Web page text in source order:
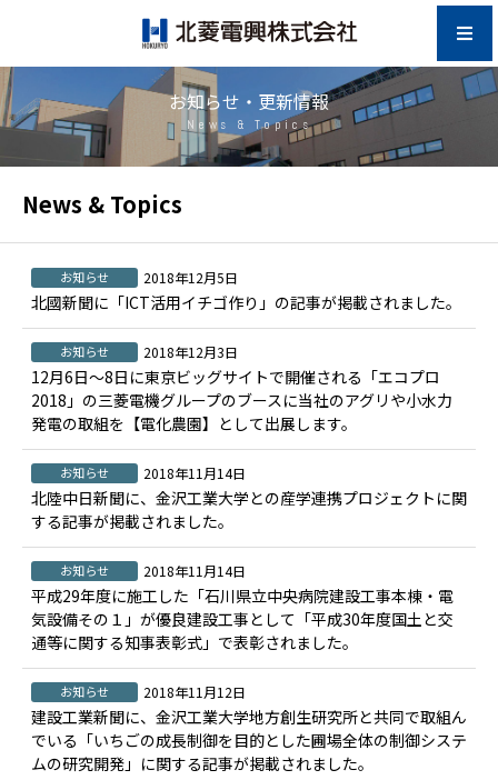
お知らせ・更新情報
News & Topics
News & Topics
2018年12月5日
お知らせ
北國新聞に「ICT活用イチゴ作り」の記事が掲載されました。
2018年12月3日
お知らせ
12月6日～8日に東京ビッグサイトで開催される「エコプロ
2018」の三菱電機グループのブースに当社のアグリや小水力
発電の取組を【電化農園】として出展します。
2018年11月14日
お知らせ
北陸中日新聞に、金沢工業大学との産学連携プロジェクトに関
する記事が掲載されました。
2018年11月14日
お知らせ
平成29年度に施工した「石川県立中央病院建設工事本棟・電
気設備その１」が優良建設工事として「平成30年度国土と交
通等に関する知事表彰式」で表彰されました。
2018年11月12日
お知らせ
建設工業新聞に、金沢工業大学地方創生研究所と共同で取組ん
でいる「いちごの成長制御を目的とした圃場全体の制御システ
ムの研究開発」に関する記事が掲載されました。